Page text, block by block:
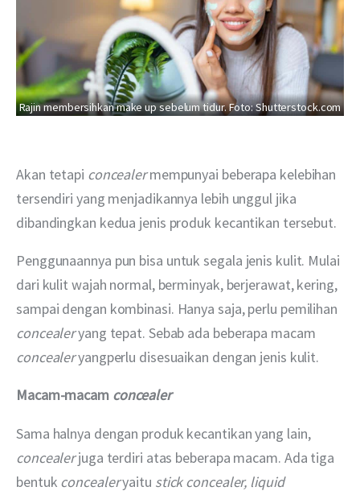
Rajin membersihkan make up sebelum tidur. Foto: Shutterstock.com
Akan tetapi concealer mempunyai beberapa kelebihan
tersendiri yang menjadikannya lebih unggul jika
dibandingkan kedua jenis produk kecantikan tersebut.
Penggunaannya pun bisa untuk segala jenis kulit. Mulai
dari kulit wajah normal, berminyak, berjerawat, kering,
sampai dengan kombinasi. Hanya saja, perlu pemilihan
concealer yang tepat. Sebab ada beberapa macam
concealeryangperlu disesuaikan dengan jenis kulit.
Macam-macam concealer
Sama halnya dengan produk kecantikan yang lain,
concealer juga terdiri atas beberapa macam. Ada tiga
bentuk concealer yaitu stick concealer, liquid